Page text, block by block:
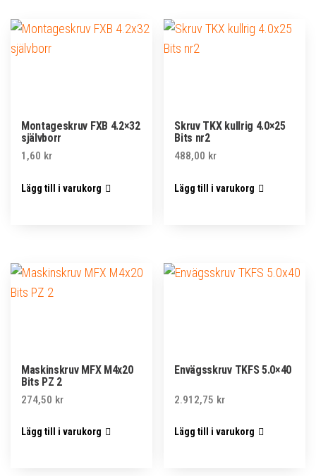
Montageskruv FXB 4.2×32
självborr
1,60 kr
Lägg till i varukorg
Skruv TKX kullrig 4.0×25
Bits nr2
488,00 kr
Lägg till i varukorg
Maskinskruv MFX M4x20
Bits PZ 2
274,50 kr
Lägg till i varukorg
Envägsskruv TKFS 5.0×40
2.912,75 kr
Lägg till i varukorg